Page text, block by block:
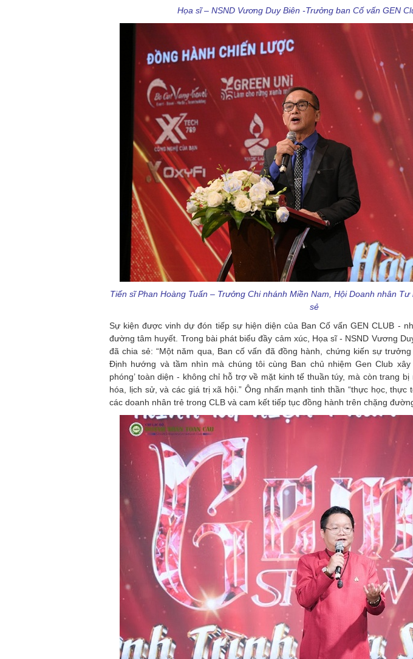
Họa sĩ – NSND Vương Duy Biên -Trưởng ban Cố vấn GEN
Tiến sĩ Phan Hoàng Tuấn – Trưởng Chi nhánh Miền Nam, Hội Doanh nhân Tư
sẻ
Sự kiện được vinh dự đón tiếp sự hiện diện của Ban Cố vấn GEN CLUB -
đường tâm huyết. Trong bài phát biểu đầy cảm xúc, Họa sĩ - NSND Vương
đã chia sẻ: “Một năm qua, Ban cố vấn đã đồng hành, chứng kiến sự
Định hướng và tầm nhìn mà chúng tôi cùng Ban chủ nhiệm Gen Club
phóng’ toàn diện - không chỉ hỗ trợ về mặt kinh tế thuần túy, mà còn trang
hóa, lịch sử, và các giá trị xã hội.” Ông nhấn mạnh tinh thần “thực học, thực
các doanh nhân trẻ trong CLB và cam kết tiếp tục đồng hành trên chặng